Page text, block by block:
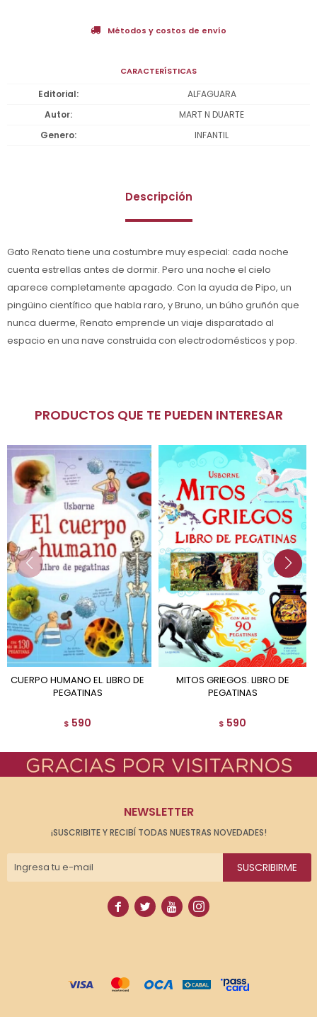
Métodos y costos de envío
CARACTERÍSTICAS
Editorial
ALFAGUARA
Autor
MART N DUARTE
Genero
INFANTIL
Descripción
Gato Renato tiene una costumbre muy especial: cada noche
cuenta estrellas antes de dormir. Pero una noche el cielo
aparece completamente apagado. Con la ayuda de Pipo, un
pingüino científico que habla raro, y Bruno, un búho gruñón que
nunca duerme, Renato emprende un viaje disparatado al
espacio en una nave construida con electrodomésticos y pop.
PRODUCTOS QUE TE PUEDEN INTERESAR
CUERPO HUMANO EL. LIBRO DE
PEGATINAS
$ 590
MITOS GRIEGOS. LIBRO DE
PEGATINAS
$ 590
NEWSLETTER
¡SUSCRIBITE Y RECIBÍ TODAS NUESTRAS NOVEDADES!
SUSCRIBIRME
   